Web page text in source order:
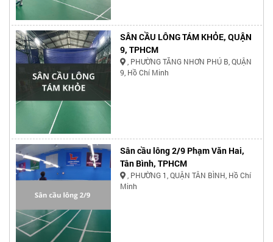
SÂN CẦU LÔNG TÁM KHỎE, QUẬN
9, TPHCM
, PHƯỜNG TĂNG NHƠN PHÚ B, QUẬN
9, Hồ Chí Minh
Sân cầu lông 2/9 Phạm Văn Hai,
Tân Bình, TPHCM
, PHƯỜNG 1, QUẬN TÂN BÌNH, Hồ Chí
Minh